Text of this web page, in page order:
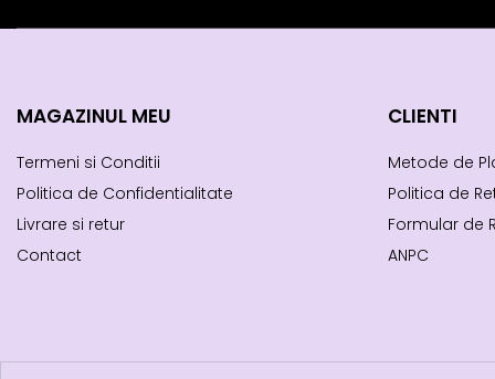
MAGAZINUL MEU
Termeni si Conditii
Politica de Confidentialitate
Livrare si retur
Contact
CLIENTI
Metode de
Politica de
Formular de
ANPC